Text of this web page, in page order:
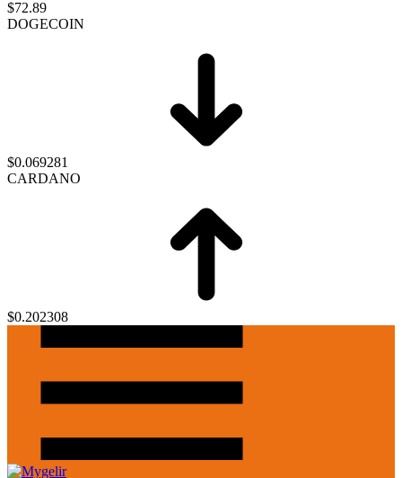
$72.89
DOGECOIN
$0.069281
CARDANO
$0.202308